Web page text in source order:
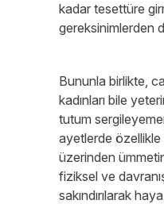
kadar tesettüre
gereksinimlerden
Bununla birlikte,
kadınları bile
tutum
ayetlerde özellikle
üzerinden ümmetin
fiziksel ve
sakındırılarak